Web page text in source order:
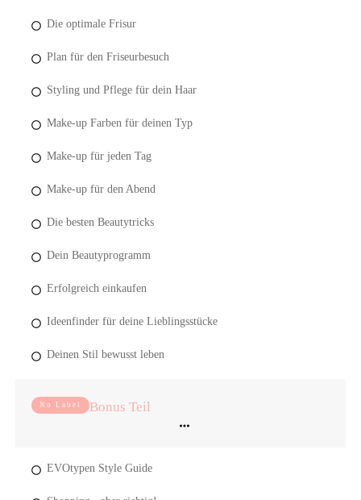
Die optimale Frisur
Plan für den Friseurbesuch
Styling und Pflege für dein Haar
Make-up Farben für deinen Typ
Make-up für jeden Tag
Make-up für den Abend
Die besten Beautytricks
Dein Beautyprogramm
Erfolgreich einkaufen
Ideenfinder für deine Lieblingsstücke
Deinen Stil bewusst leben
No Label Bonus Teil
EVOtypen Style Guide